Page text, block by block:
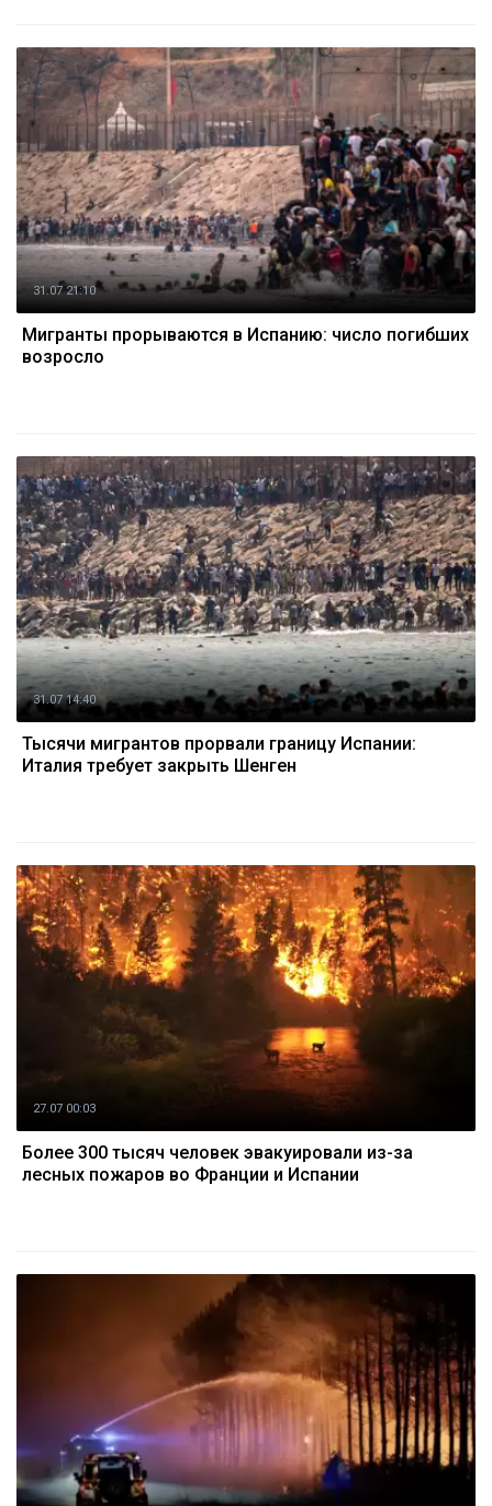
31.07 21:10
Мигранты прорываются в Испанию: число погибших
возросло
31.07 14:40
Тысячи мигрантов прорвали границу Испании:
Италия требует закрыть Шенген
27.07 00:03
Более 300 тысяч человек эвакуировали из-за
лесных пожаров во Франции и Испании